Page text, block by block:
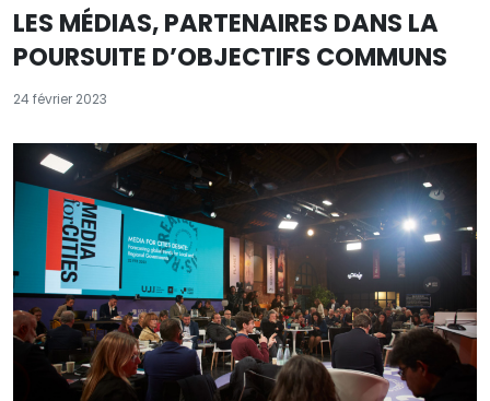
LES MÉDIAS, PARTENAIRES DANS LA
POURSUITE D’OBJECTIFS COMMUNS
24 février 2023